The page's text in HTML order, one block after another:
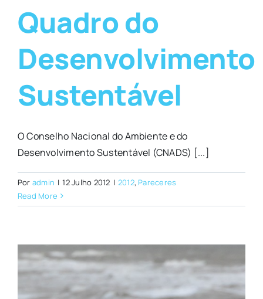
Quadro do
Desenvolvimento
Sustentável
O Conselho Nacional do Ambiente e do
Desenvolvimento Sustentável (CNADS) [...]
Por admin | 12 Julho 2012 | 2012, Pareceres
Read More